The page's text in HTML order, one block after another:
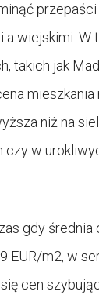
a wiejskimi. W
takich jak
niż na
czy w
gdy średnia
EUR/m2, w
cen